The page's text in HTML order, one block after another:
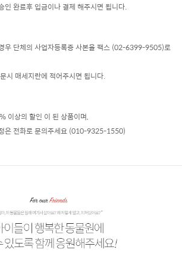
인 완료후 입금이나 결제 해주시면 됩니다.
우 단체의 사업자등록증 사본을 팩스 (02-6399-9505)로
시 매세지란에 적어주시면 됩니다.
이상의 할인 이 된 상품이며,
은 전화로 문의주세요 (010-9325-1550)